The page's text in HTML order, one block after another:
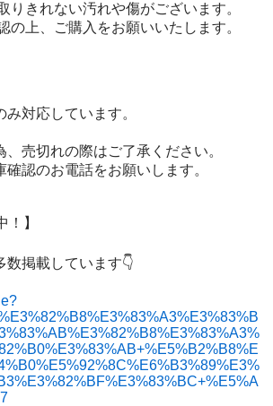
りきれない汚れや傷がございます。
の上、ご購入をお願いいたします。
対応しています。
、売切れの際はご了承ください。
認のお電話をお願いします。
】
数掲載しています👇